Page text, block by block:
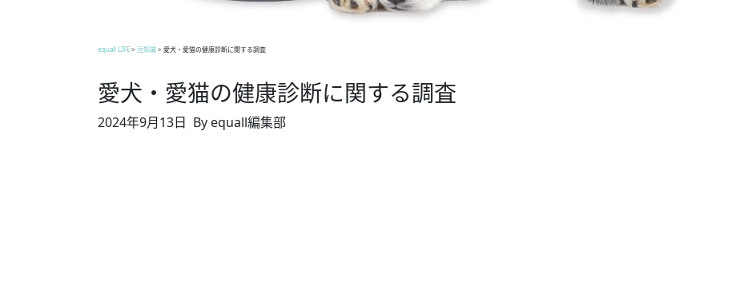
equall LIFE> 豆知識> 愛犬・愛猫の健康診断に関する調査
愛犬・愛猫の健康診断に関する調査
2024年9月13日 By equall編集部